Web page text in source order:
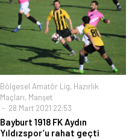
Bölgesel Amatör Lig, Hazırlık
Maçları, Manşet
28 Mart 2021 22:53
Bayburt 1918 FK Aydın
Yıldızspor’u rahat geçti